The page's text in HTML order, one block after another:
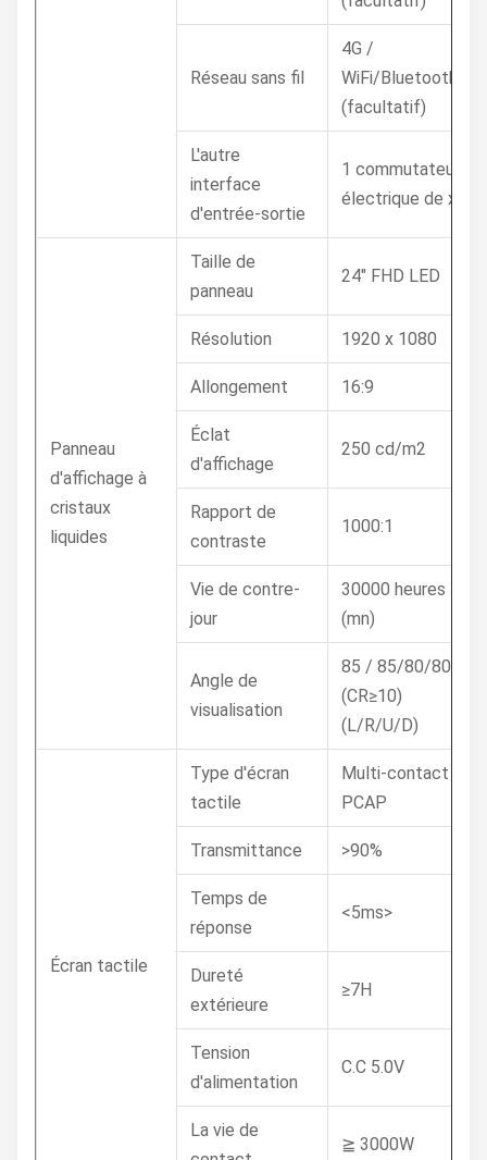
Réseau sans fil
4G /
WiFi/Bluetooth
(facultatif)
L'autre
interface
d'entrée-sortie
1 commutateur
électrique de x
Panneau
d'affichage à
cristaux
liquides
Taille de
panneau
24" FHD LED
Résolution 1920 x 1080
Allongement 16:9
Éclat
d'affichage
250 cd/m2
Rapport de
contraste
1000:1
Vie de contre-
jour
30000 heures
(mn)
Angle de
visualisation
85 / 85/80/80
(CR≥10)
(L/R/U/D)
Écran tactile
Type d'écran
tactile
Multi-contact
PCAP
Transmittance >90%
Temps de
réponse
<5ms>
Dureté
extérieure
≥7H
Tension
d'alimentation
C.C 5.0V
La vie de
≧ 3000W